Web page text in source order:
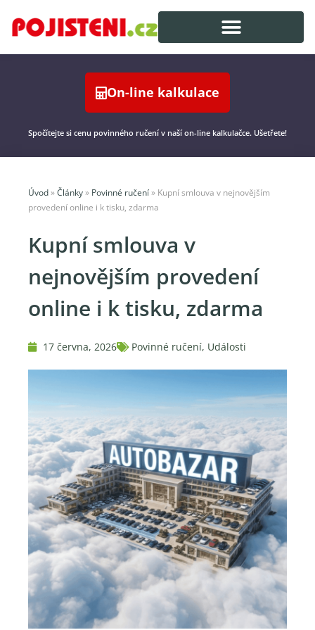
On-line kalkulace
Spočítejte si cenu povinného ručení v naší on-line kalkulačce. Ušetřete!
Úvod » Články » Povinné ručení » Kupní smlouva v nejnovějším
provedení online i k tisku, zdarma
Kupní smlouva v
nejnovějším provedení
online i k tisku, zdarma
17 června, 2026 Povinné ručení, Události